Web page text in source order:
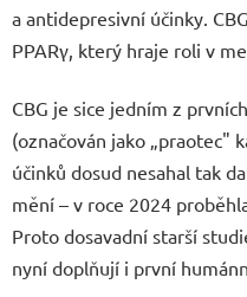
a antidepresivní účinky.
PPARγ, který hraje roli v
CBG je sice jedním z prvních
(označován jako „praotec"
účinků dosud nesahal tak
mění – v roce 2024
Proto dosavadní starší
nyní doplňují i první